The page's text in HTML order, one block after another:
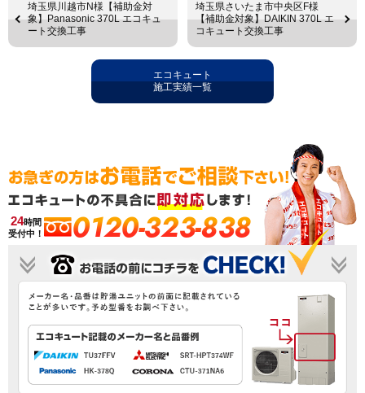
埼玉県川越市N様【補助金対
象】Panasonic 370L エコキュ
ート交換工事
埼玉県さいたま市中央区F様
【補助金対象】DAIKIN 370L エ
コキュート交換工事
エコキュート
施工実績一覧
24時間
受付中！
0120-323-838